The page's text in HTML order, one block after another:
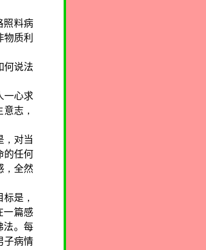
照料病
质利
何说法
一心求
意志 ，
， 对当
的任何
， 全然
标是 ，
一篇感
法。每
子病情